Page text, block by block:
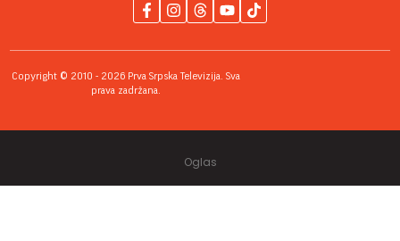
Copyright © 2010 - 2026 Prva Srpska Televizija. Sva
prava zadržana.